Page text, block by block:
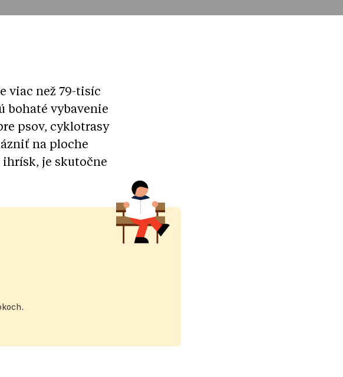
viac než 79-tisíc
bohaté vybavenie
psov, cyklotrasy
na ploche
ihrísk, je skutočne